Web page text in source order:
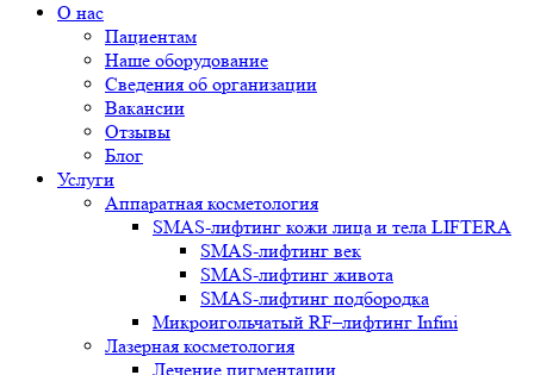
О нас
Пациентам
Наше оборудование
Сведения об организации
Вакансии
Отзывы
Блог
Услуги
Аппаратная косметология
SMAS-лифтинг кожи лица и тела LIFTERA
SMAS-лифтинг век
SMAS-лифтинг живота
SMAS-лифтинг подбородка
Микроигольчатый RF–лифтинг Infini
Лазерная косметология
Лечение пигментации